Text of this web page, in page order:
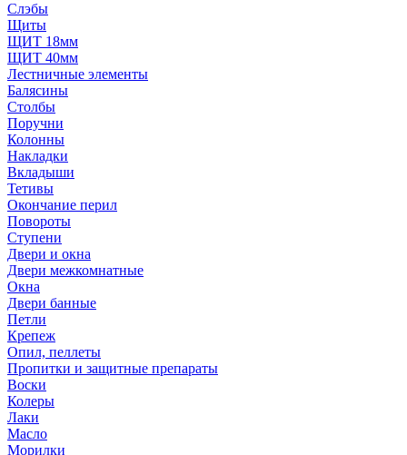
Слэбы
Щиты
ЩИТ 18мм
ЩИТ 40мм
Лестничные элементы
Балясины
Столбы
Поручни
Колонны
Накладки
Вкладыши
Тетивы
Окончание перил
Повороты
Ступени
Двери и окна
Двери межкомнатные
Окна
Двери банные
Петли
Крепеж
Опил, пеллеты
Пропитки и защитные препараты
Воски
Колеры
Лаки
Масло
Морилки